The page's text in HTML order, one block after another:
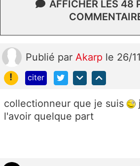
AFFICHER LES 48
Publié par Akarp le 26/
!
citer
collectionneur que je suis
l'avoir quelque part